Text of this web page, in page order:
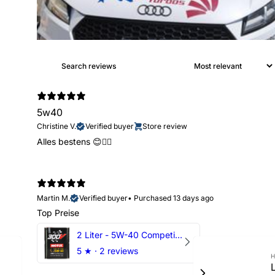
5w40
Christine V. Verified buyer Store review
Alles bestens 😊👍🏻
Martin M.
Verified buyer• Purchased 13 days ago
Top Preise
2 Liter - 5W-40 Competition 300V Motul Motoröl
5 ★ · 2 reviews